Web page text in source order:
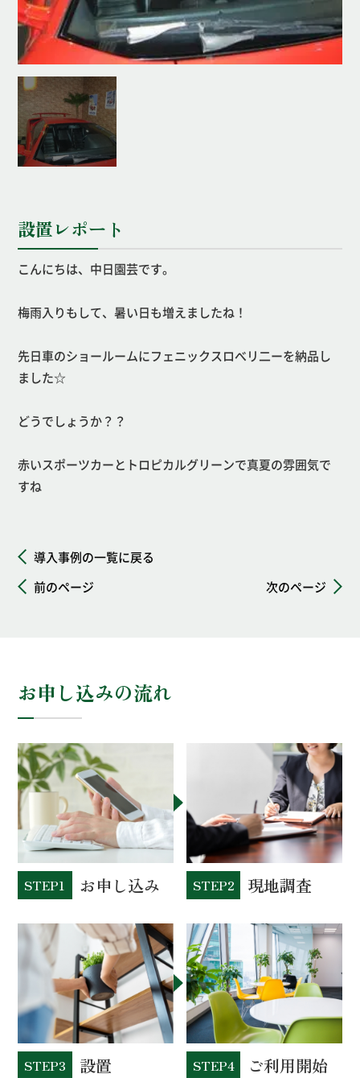
設置レポート
こんにちは、中日園芸です。
梅雨入りもして、暑い日も増えましたね！
先日車のショールームにフェニックスロべリ二ーを納品し
ました☆
どうでしょうか？？
赤いスポーツカーとトロピカルグリーンで真夏の雰囲気で
すね
導入事例の一覧に戻る
前のページ
次のページ
お申し込みの流れ
STEP1 お申し込み STEP2 現地調査
STEP3 設置 STEP4 ご利用開始